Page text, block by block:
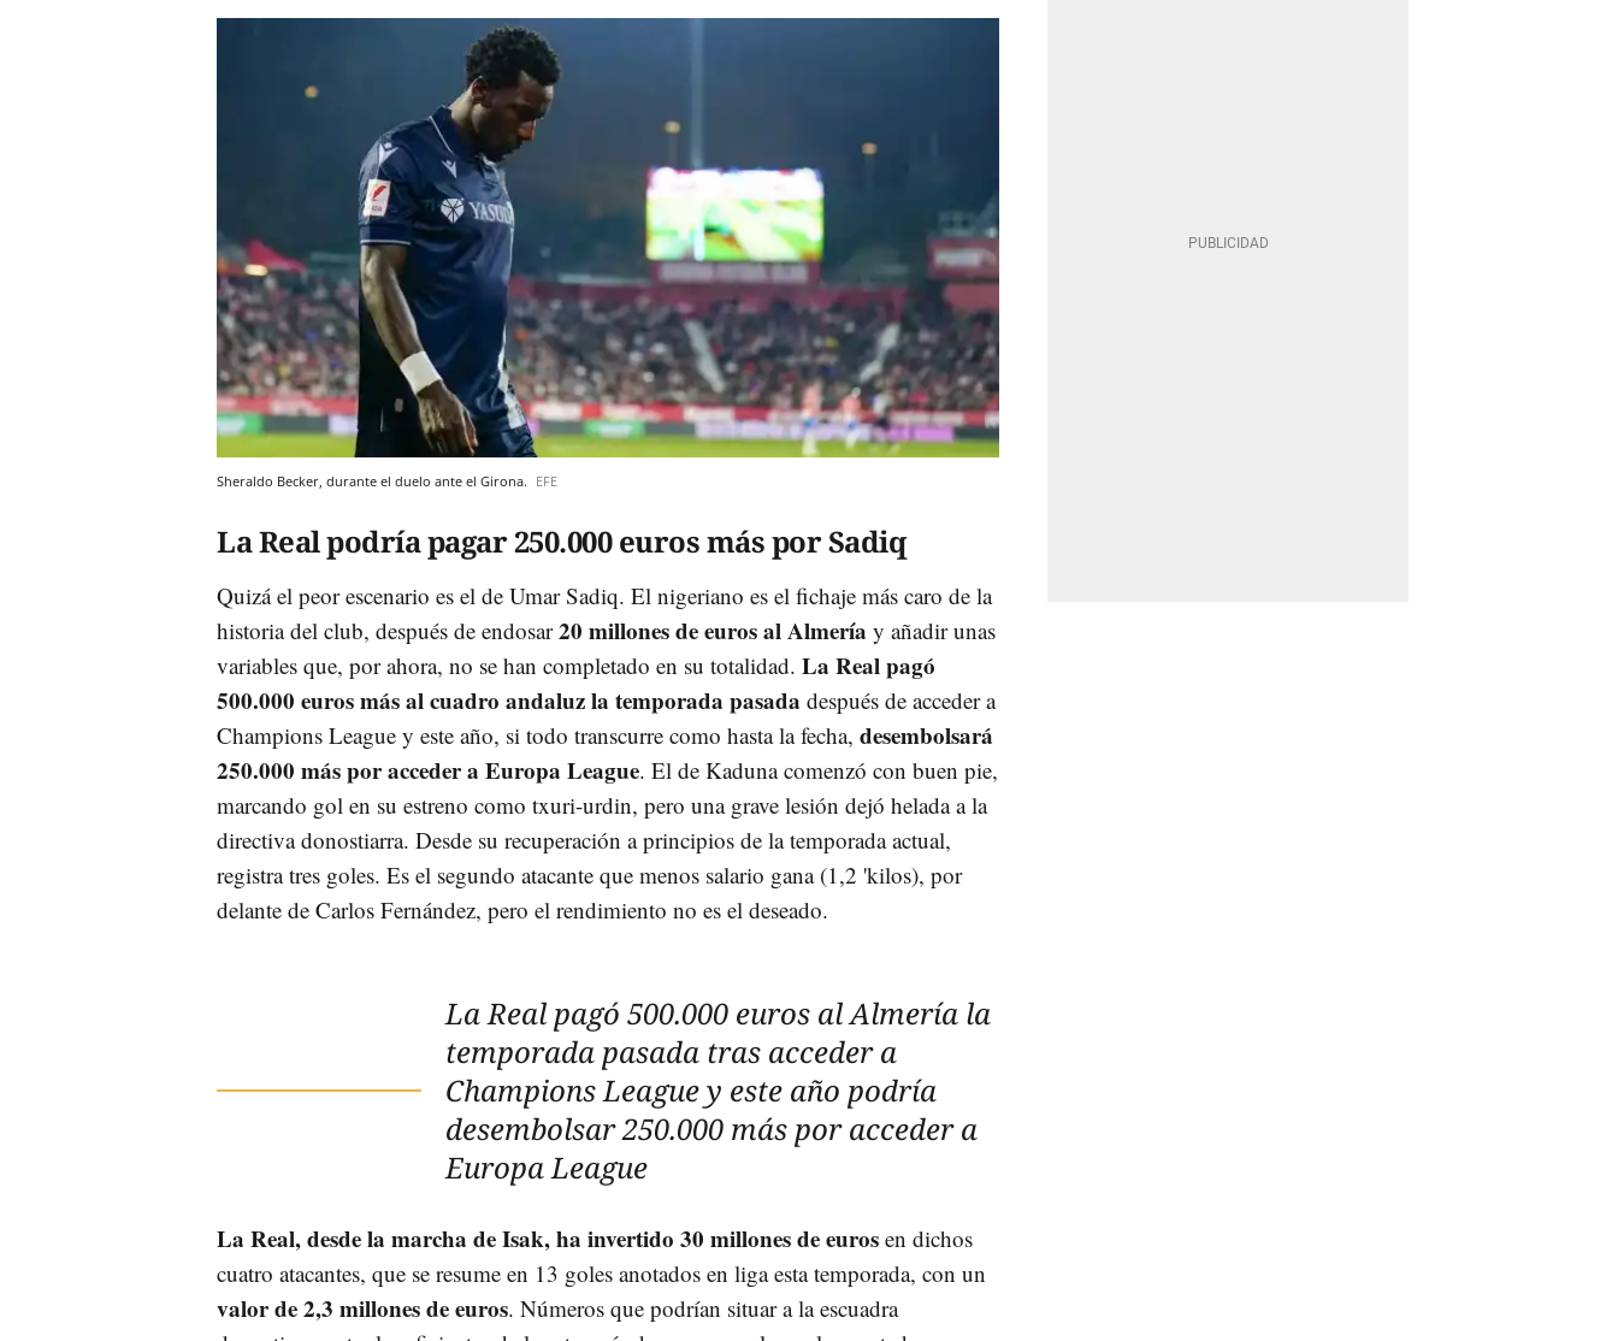
Sheraldo Becker, durante el duelo ante el Girona. EFE
La Real podría pagar 250.000 euros más por Sadiq
Quizá el peor escenario es el de Umar Sadiq. El nigeriano es el fichaje más caro de la
historia del club, después de endosar20 millones de euros al Almería y añadir unas
variables que, por ahora, no se han completado en su totalidad. La Real pagó
500.000 euros más al cuadro andaluz la temporada pasada después de acceder a
Champions League y este año, si todo transcurre como hasta la fecha, desembolsará
250.000 más por acceder a Europa League. El de Kaduna comenzó con buen pie,
marcando gol en su estreno como txuri-urdin, pero una grave lesión dejó helada a la
directiva donostiarra. Desde su recuperación a principios de la temporada actual,
registra tres goles. Es el segundo atacante que menos salario gana (1,2 'kilos), por
delante de Carlos Fernández, pero el rendimiento no es el deseado.
La Real pagó 500.000 euros al Almería la
temporada pasada tras acceder a
Champions League y este año podría
desembolsar 250.000 más por acceder a
Europa League
La Real, desde la marcha de Isak, ha invertido 30 millones de euros en dichos
cuatro atacantes, que se resume en 13 goles anotados en liga esta temporada, con un
valor de 2,3 millones de euros. Números que podrían situar a la escuadra